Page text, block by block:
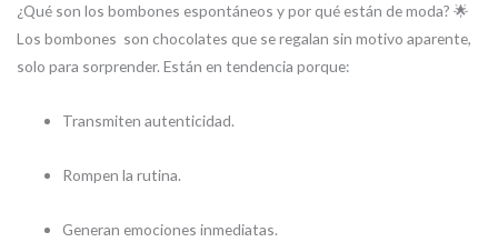
¿Qué son los bombones espontáneos y por qué están de moda? 🌟
Los bombones son chocolates que se regalan sin motivo aparente,
solo para sorprender. Están en tendencia porque:
Transmiten autenticidad.
Rompen la rutina.
Generan emociones inmediatas.